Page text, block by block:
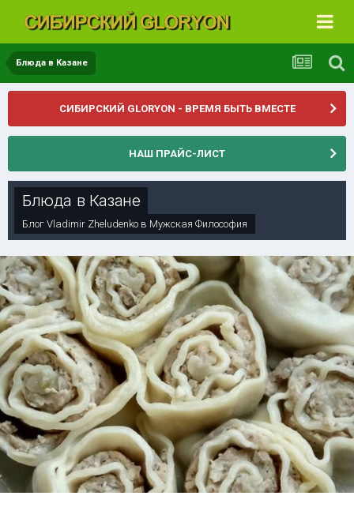
Блюда в Казане
СИБИРСКИЙ GLORYON - ВРЕМЯ БЫТЬ ВМЕСТЕ
НАШ ПРАЙС-ЛИСТ
Блюда в Казане
Блог Vladimir Zheludenko в Мужская Философия